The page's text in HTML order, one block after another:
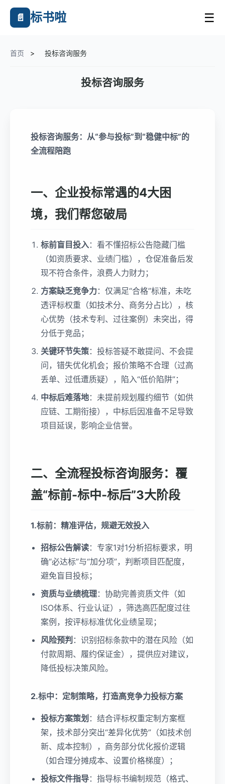
📄 标书啦 ☰
首页 > 投标咨询服务
投标咨询服务
投标咨询服务：从“参与投标”到“稳健中标”的
全流程陪跑
一、企业投标常遇的4大困
境，我们帮您破局
标前盲目投入：看不懂招标公告隐藏门槛
（如资质要求、业绩门槛），仓促准备后发
现不符合条件，浪费人力财力；
方案缺乏竞争力 ：仅满足“合格”标准，未吃
透评标权重（如技术分、商务分占比），核
心优势（技术专利、过往案例）未突出，得
分低于竞品；
关键环节失策：投标答疑不敢提问、不会提
问，错失优化机会；报价策略不合理（过高
丢单、过低遭质疑），陷入“低价陷阱”；
中标后难落地：未提前规划履约细节（如供
应链、工期衔接），中标后因准备不足导致
项目延误，影响企业信誉。
二、全流程投标咨询服务：覆
盖“标前-标中-标后”3大阶段
1.标前：精准评估，规避无效投入
招标公告解读：专家1对1分析招标要求，明
确“必达标”与“加分项”，判断项目匹配度，
避免盲目投标；
资质与业绩梳理：协助完善资质文件（如
ISO体系、行业认证），筛选高匹配度过往
案例，按评标标准优化业绩呈现；
风险预判 ：识别招标条款中的潜在风险（如
付款周期、履约保证金），提供应对建议，
降低投标决策风险。
2.标中：定制策略，打造高竞争力投标方案
投标方案策划 ：结合评标权重定制方案框
架，技术部分突出“差异化优势”（如技术创
新、成本控制），商务部分优化报价逻辑
（如合理分摊成本、设置价格梯度）；
投标文件指导：指导标书编制规范（格式、